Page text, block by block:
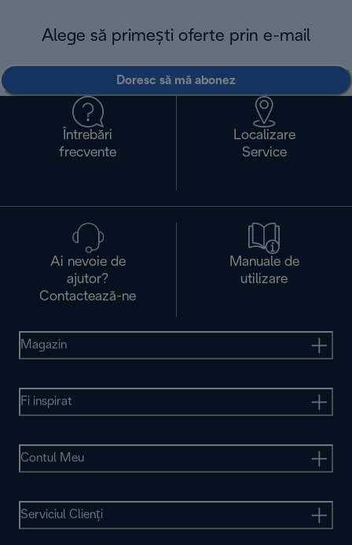
Alege să primești oferte prin e-mail
Doresc să mă abonez
Întrebări
frecvente
Localizare
Service
Ai nevoie de
ajutor?
Contactează-ne
Manuale de
utilizare
Magazin
Fi inspirat
Contul Meu
Serviciul Clienţi